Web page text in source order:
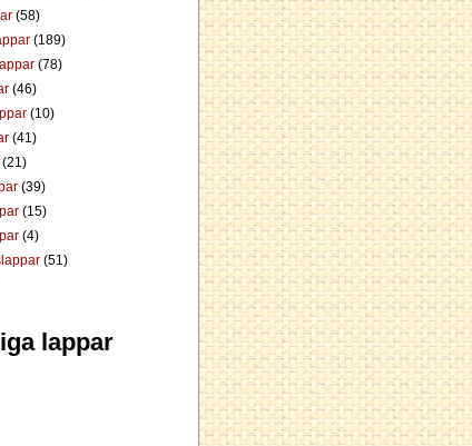
(58)
(189)
(78)
(46)
(10)
(41)
(21)
(39)
(15)
(4)
(51)
lappar